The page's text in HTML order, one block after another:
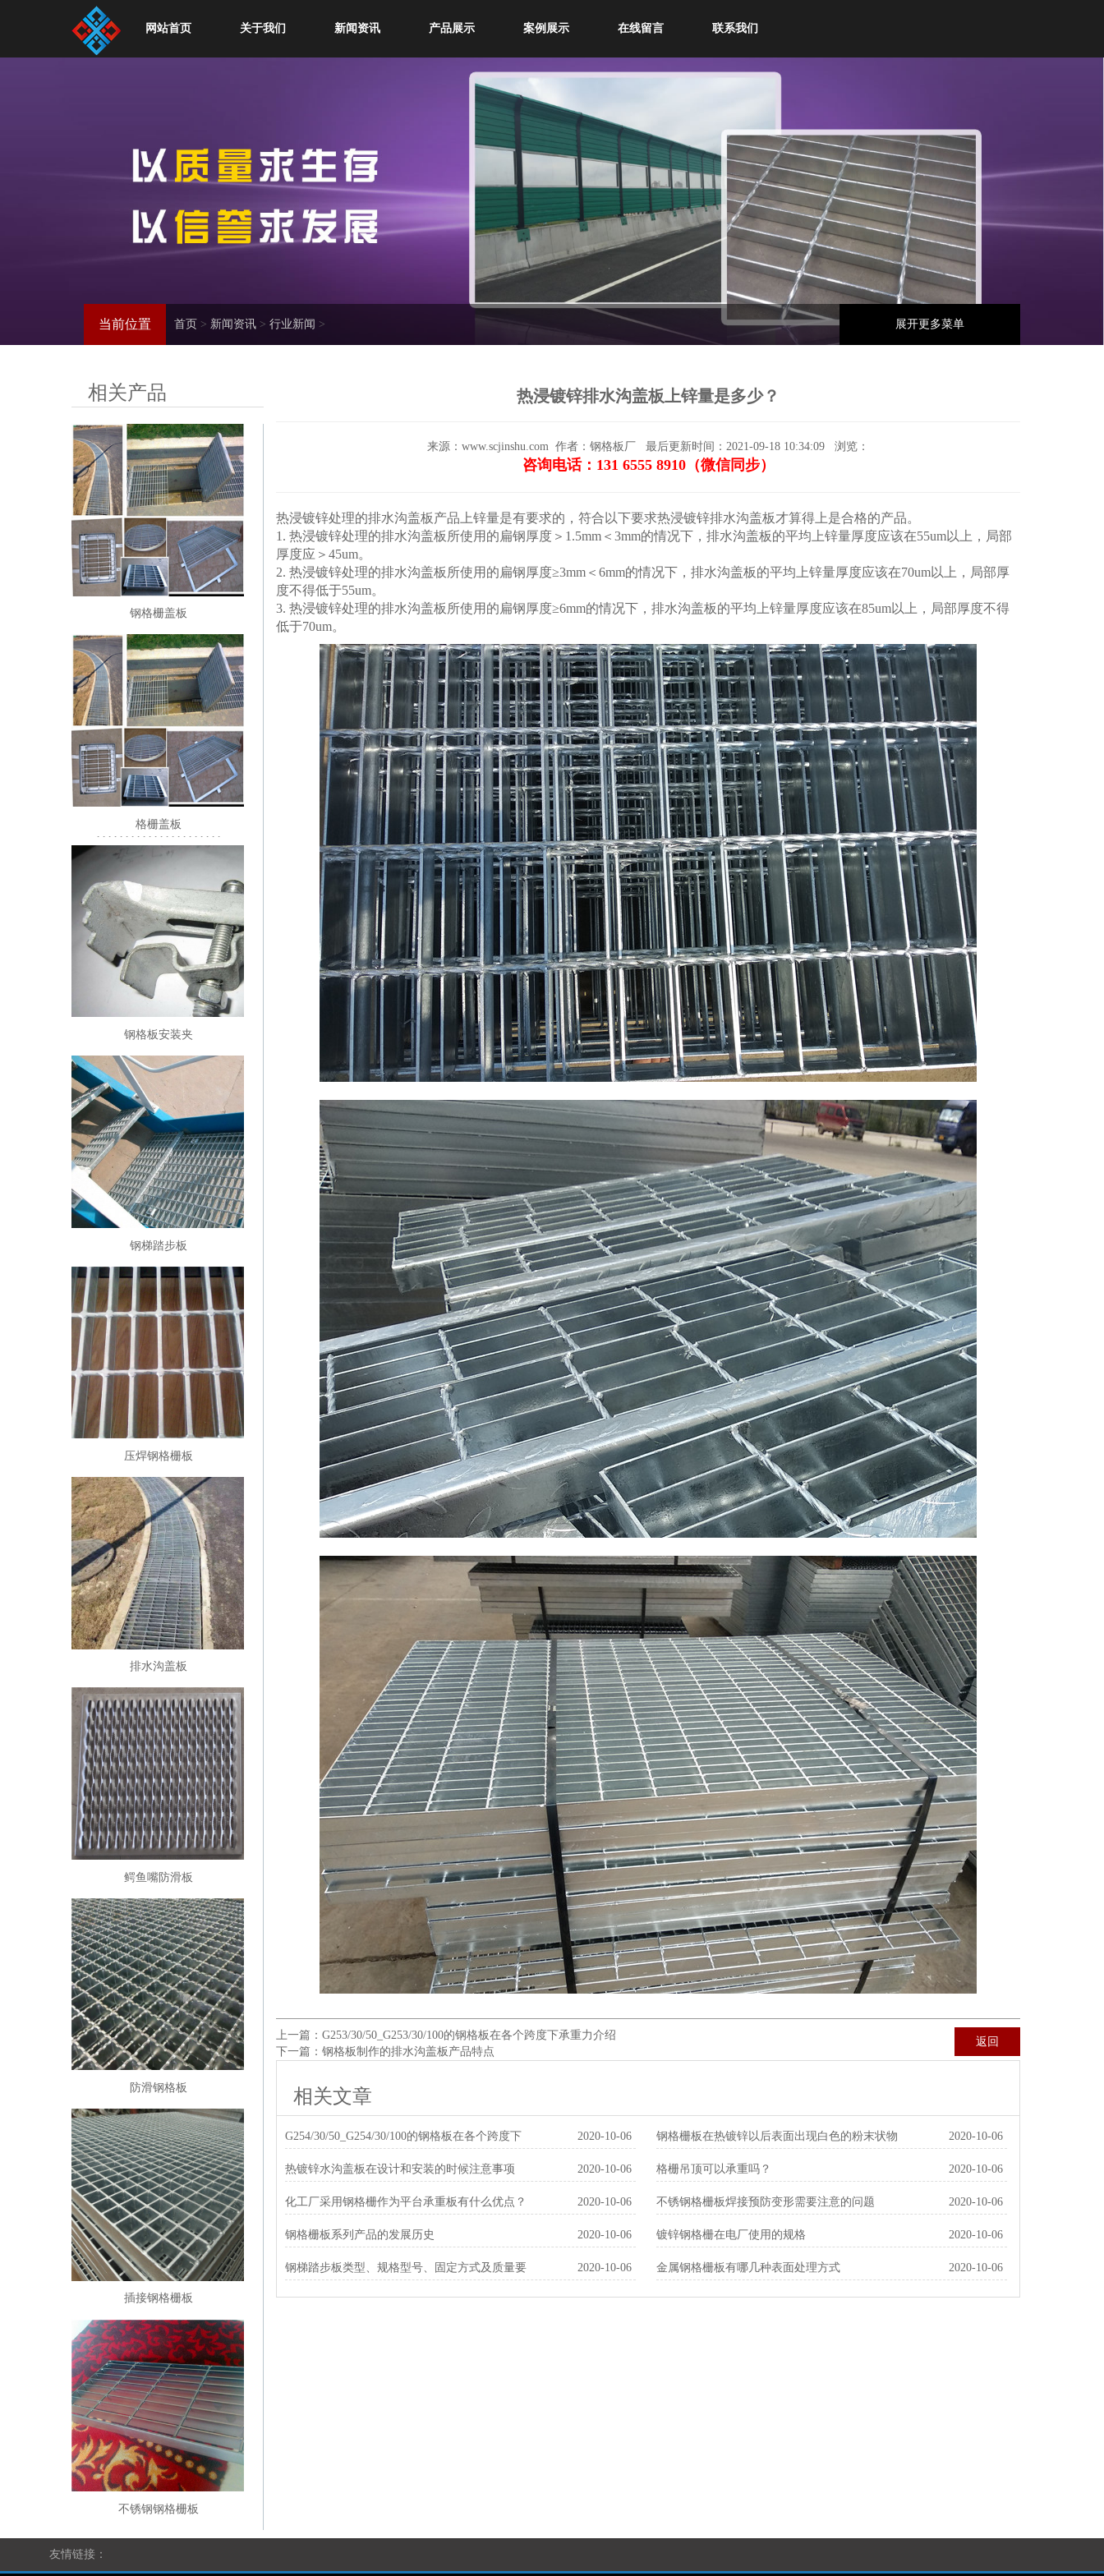
网站首页 关于我们 新闻资讯 产品展示 案例展示 在线留言 联系我们
当前位置 首页 > 新闻资讯 > 行业新闻 > 展开更多菜单
热浸镀锌排水沟盖板上锌量是多少？
来源：www.scjinshu.com 作者：钢格板厂 最后更新时间：2021-09-18 10:34:09 浏览：
咨询电话：131 6555 8910（微信同步）
热浸镀锌处理的排水沟盖板产品上锌量是有要求的，符合以下要求热浸镀锌排水沟盖板才算得上是合格的产品。
1. 热浸镀锌处理的排水沟盖板所使用的扁钢厚度＞1.5mm＜3mm的情况下，排水沟盖板的平均上锌量厚度应该在55um以上，局部
厚度应＞45um。
2. 热浸镀锌处理的排水沟盖板所使用的扁钢厚度≥3mm＜6mm的情况下，排水沟盖板的平均上锌量厚度应该在70um以上，局部厚
度不得低于55um。
3. 热浸镀锌处理的排水沟盖板所使用的扁钢厚度≥6mm的情况下，排水沟盖板的平均上锌量厚度应该在85um以上，局部厚度不得
低于70um。
上一篇： G253/30/50_G253/30/100的钢格板在各个跨度下承重力介绍
下一篇： 钢格板制作的排水沟盖板产品特点
返回
相关文章
G254/30/50_G254/30/100的钢格板在各个跨度下
承重力介绍
2020-10-06
钢格栅板在热镀锌以后表面出现白色的粉末状物
体是什么原因造成的？
2020-10-06
热镀锌水沟盖板在设计和安装的时候注意事项 2020-10-06 格栅吊顶可以承重吗？ 2020-10-06
化工厂采用钢格栅作为平台承重板有什么优点？ 2020-10-06 不锈钢格栅板焊接预防变形需要注意的问题 2020-10-06
钢格栅板系列产品的发展历史 2020-10-06 镀锌钢格栅在电厂使用的规格 2020-10-06
钢梯踏步板类型、规格型号、固定方式及质量要
2020-10-06 金属钢格栅板有哪几种表面处理方式 2020-10-06
相关产品
钢格栅盖板
格栅盖板
1111111111111111111111
钢格板安装夹
钢梯踏步板
压焊钢格栅板
排水沟盖板
鳄鱼嘴防滑板
防滑钢格板
插接钢格栅板
不锈钢钢格栅板
友情链接：